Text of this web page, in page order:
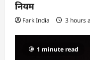
नियम
Fark India 3 hours
1 minute read